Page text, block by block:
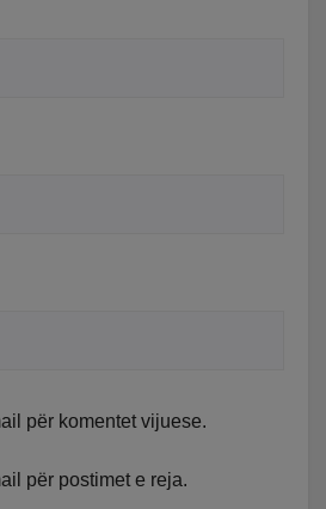
për komentet vijuese.
për postimet e reja.